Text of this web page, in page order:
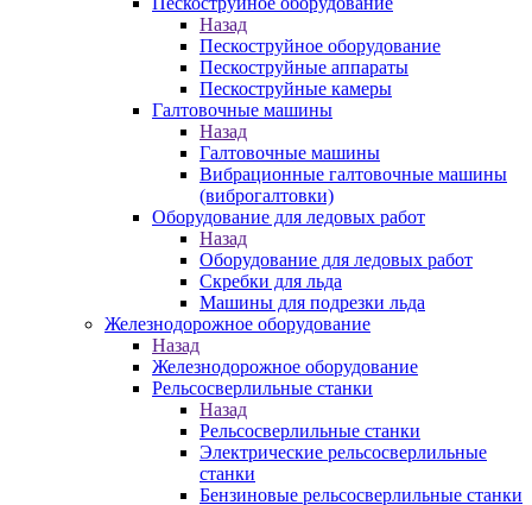
Назад
Пескоструйное оборудование
Пескоструйные аппараты
Пескоструйные камеры
Галтовочные машины
Назад
Галтовочные машины
Вибрационные галтовочные машины
(виброгалтовки)
Оборудование для ледовых работ
Назад
Оборудование для ледовых работ
Скребки для льда
Машины для подрезки льда
Железнодорожное оборудование
Назад
Железнодорожное оборудование
Рельсосверлильные станки
Назад
Рельсосверлильные станки
Электрические рельсосверлильные
станки
Бензиновые рельсосверлильные станки